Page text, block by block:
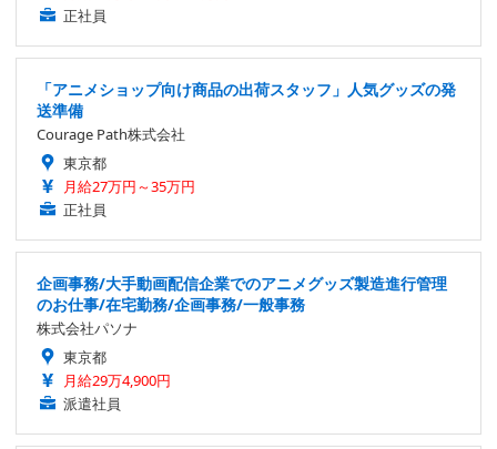
正社員
「アニメショップ向け商品の出荷スタッフ」人気グッズの発
送準備
Courage Path株式会社
東京都
月給27万円～35万円
正社員
企画事務/大手動画配信企業でのアニメグッズ製造進行管理
のお仕事/在宅勤務/企画事務/一般事務
株式会社パソナ
東京都
月給29万4,900円
派遣社員